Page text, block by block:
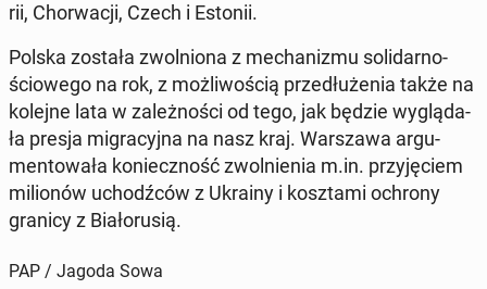
rii, Chor­wa­cji, Czech i Estonii.
Polska została zwol­nio­na z me­cha­ni­zmu so­li­dar­no­
ścio­we­go na rok, z moż­li­wo­ścią prze­dłu­że­nia także na
kolejne lata w za­leż­no­ści od tego, jak będzie wy­glą­da­
ła presja mi­gra­cyj­na na nasz kraj. War­sza­wa ar­gu­
men­to­wa­ła ko­niecz­ność zwol­nie­nia m.in. przy­ję­ciem
mi­lio­nów uchodź­ców z Ukrainy i kosz­ta­mi ochrony
granicy z Bia­ło­ru­sią.
PAP / Jagoda Sowa